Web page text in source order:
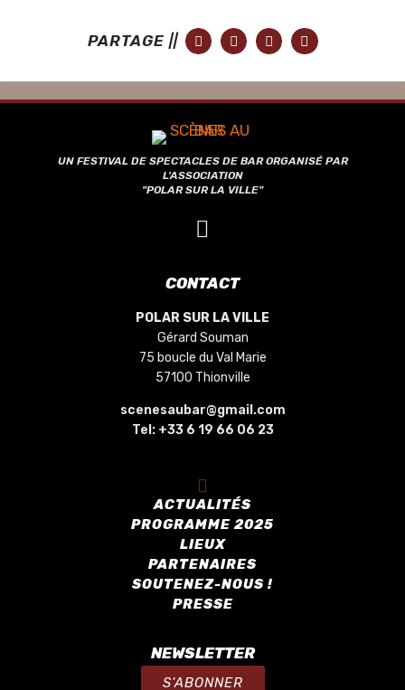
PARTAGE ||
UN FESTIVAL DE SPECTACLES DE BAR ORGANISÉ PAR
L'ASSOCIATION
"POLAR SUR LA VILLE"
CONTACT
POLAR SUR LA VILLE
Gérard Souman
75 boucle du Val Marie
57100 Thionville
scenesaubar@gmail.com
Tel: +33 6 19 66 06 23
ACTUALITÉS
PROGRAMME 2025
LIEUX
PARTENAIRES
SOUTENEZ-NOUS !
PRESSE
NEWSLETTER
S'ABONNER